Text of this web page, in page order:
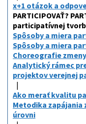
x+1 otázok a
PARTICIPOVAŤ?
participatívnej
Spôsoby a miera
Spôsoby a miera
Choreografie zmeny
Analytický rámec
projektov verejnej
Ako merať kvalitu
Metodika
úrovni